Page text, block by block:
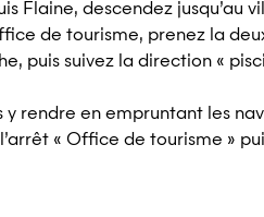
Flaine, descendez jusqu’au
de tourisme, prenez la
puis suivez la direction «
y rendre en empruntant les
« Office de tourisme »